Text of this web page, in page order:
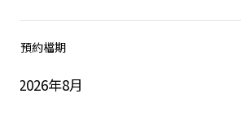
預約檔期
2026年8月